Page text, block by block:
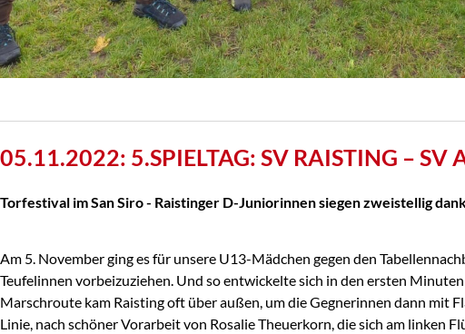
05.11.2022: 5.SPIELTAG: SV RAISTING – SV
Torfestival im San Siro - Raistinger D-Juniorinnen siegen zweistellig
Am 5. November ging es für unsere U13-Mädchen gegen den
Teufelinnen vorbeizuziehen. Und so entwickelte sich in den ersten
Marschroute kam Raisting oft über außen, um die Gegnerinnen dann mit
Linie, nach schöner Vorarbeit von Rosalie Theuerkorn, die sich am linken